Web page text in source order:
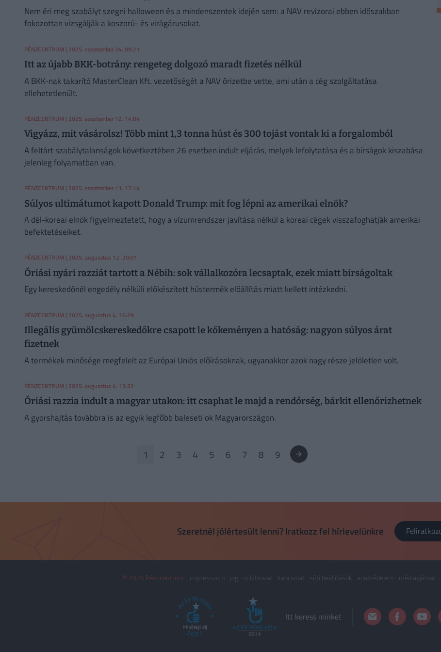
Nem éri meg szabályt szegni halloween és a mindenszentek idején sem: a NAV revizorai ebben időszakban
fokozottan vizsgálják a koszorú- és virágárusokat.
PÉNZCENTRUM | 2025. szeptember 24. 09:21
Itt az újabb BKK-botrány: rengeteg dolgozó maradt fizetés nélkül
A BKK-nak takarító MasterClean Kft. vezetőségét a NAV őrizetbe vette, ami után a cég szolgáltatása
ellehetetlenült.
PÉNZCENTRUM | 2025. szeptember 12. 14:04
Vigyázz, mit vásárolsz! Több mint 1,3 tonna húst és 300 tojást vontak ki a forgalomból
A feltárt szabálytalanságok következtében 26 esetben indult eljárás, melyek lefolytatása és a bírságok kiszabása
jelenleg folyamatban van.
PÉNZCENTRUM | 2025. szeptember 11. 17:14
Súlyos ultimátumot kapott Donald Trump: mit fog lépni az amerikai elnök?
A dél-koreai elnök figyelmeztetett, hogy a vízumrendszer javítása nélkül a koreai cégek visszafoghatják amerikai
befektetéseiket.
PÉNZCENTRUM | 2025. augusztus 12. 20:01
Óriási nyári razziát tartott a Nébih: sok vállalkozóra lecsaptak, ezek miatt bírságoltak
Egy kereskedőnél engedély nélküli előkészített hústermék előállítás miatt kellett intézkedni.
PÉNZCENTRUM | 2025. augusztus 4. 16:29
Illegális gyümölcskereskedőkre csapott le kőkeményen a hatóság: nagyon súlyos árat
fizetnek
A termékek minősége megfelelt az Európai Uniós előírásoknak, ugyanakkor azok nagy része jelöletlen volt.
PÉNZCENTRUM | 2025. augusztus 4. 13:32
Óriási razzia indult a magyar utakon: itt csaphat le majd a rendőrség, bárkit ellenőrizhetnek
A gyorshajtás továbbra is az egyik legfőbb baleseti ok Magyarországon.
1 2 3 4 5 6 7 8 9
Szeretnél jólértesült lenni? Iratkozz fel hírlevelünkre
© 2026 Pénzcentrum impresszum jogi nyilatkozat kapcsolat süti beállítások adatvédelem médiaajánlat
Itt keress minket